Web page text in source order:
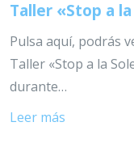
Taller «Stop a
Pulsa aquí, podrás
Taller «Stop a la
durante…
Leer más